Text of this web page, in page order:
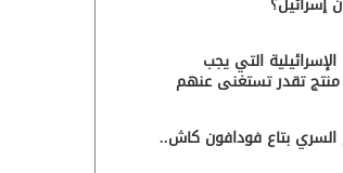
التي يجب
السري بتاع فودافون كاش..